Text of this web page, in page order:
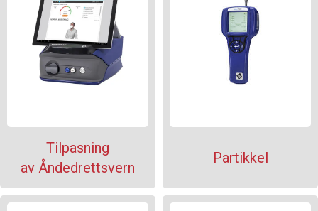
Tilpasning
av Åndedrettsvern
Partikkel